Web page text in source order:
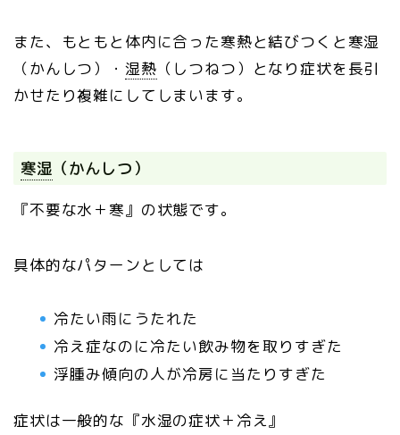
また、もともと体内に合った寒熱と結びつくと寒湿
（かんしつ）・ 湿熱 （しつねつ）となり症状を長引
かせたり複雑にしてしまいます。
寒湿 （かんしつ）
『不要な水＋寒』の状態です。
具体的なパターンとしては
冷たい雨にうたれた
冷え症なのに冷たい飲み物を取りすぎた
浮腫み傾向の人が冷房に当たりすぎた
症状は一般的な『水湿の症状＋冷え』